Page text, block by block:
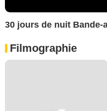
30 jours de nuit Bande-
Filmographie